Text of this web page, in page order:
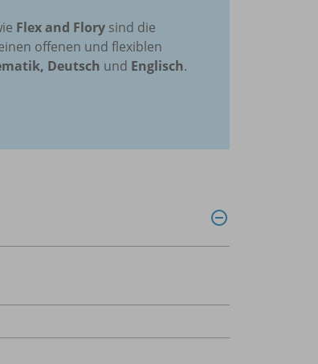
Flex and Flory sind die
offenen und flexiblen
Deutsch und Englisch.